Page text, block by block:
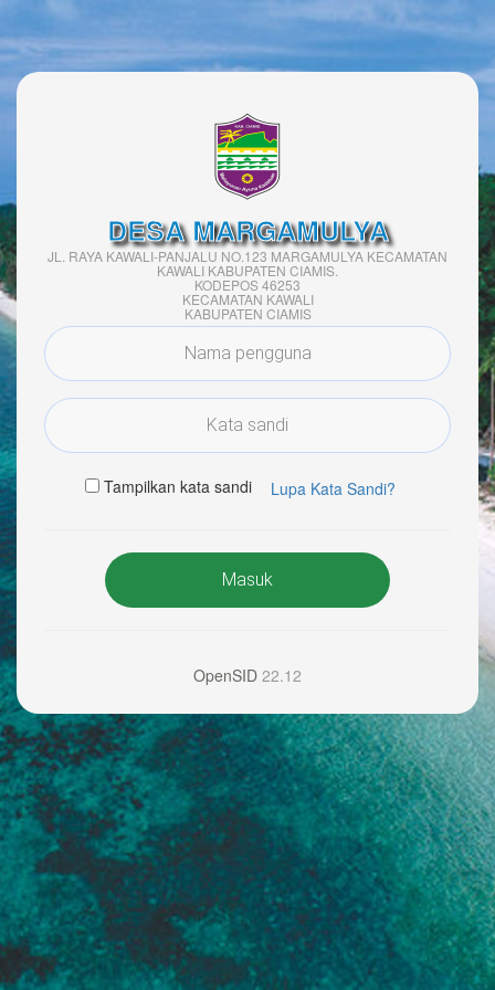
DESA MARGAMULYA
JL. RAYA KAWALI-PANJALU NO.123 MARGAMULYA KECAMATAN
KAWALI KABUPATEN CIAMIS.
KODEPOS 46253
KECAMATAN KAWALI
KABUPATEN CIAMIS
Tampilkan kata sandi Lupa Kata Sandi?
Masuk
OpenSID 22.12